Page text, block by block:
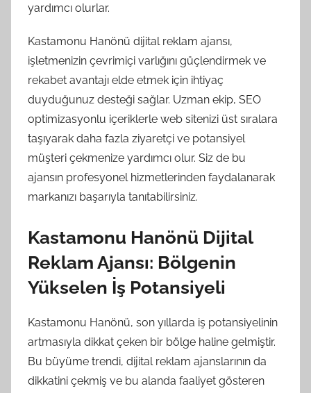
yardımcı olurlar.
Kastamonu Hanönü dijital reklam ajansı,
işletmenizin çevrimiçi varlığını güçlendirmek ve
rekabet avantajı elde etmek için ihtiyaç
duyduğunuz desteği sağlar. Uzman ekip, SEO
optimizasyonlu içeriklerle web sitenizi üst sıralara
taşıyarak daha fazla ziyaretçi ve potansiyel
müşteri çekmenize yardımcı olur. Siz de bu
ajansın profesyonel hizmetlerinden faydalanarak
markanızı başarıyla tanıtabilirsiniz.
Kastamonu Hanönü Dijital
Reklam Ajansı: Bölgenin
Yükselen İş Potansiyeli
Kastamonu Hanönü, son yıllarda iş potansiyelinin
artmasıyla dikkat çeken bir bölge haline gelmiştir.
Bu büyüme trendi, dijital reklam ajanslarının da
dikkatini çekmiş ve bu alanda faaliyet gösteren